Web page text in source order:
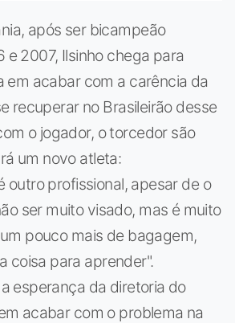
após ser bicampeão
e 2007, Ilsinho chega para
em acabar com a carência da
recuperar no Brasileirão desse
o jogador, o torcedor são
um novo atleta:
outro profissional, apesar de o
ser muito visado, mas é muito
pouco mais de bagagem,
coisa para aprender".
esperança da diretoria do
acabar com o problema na